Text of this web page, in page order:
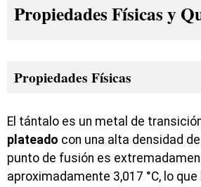
Propiedades Físicas y
Propiedades Físicas
El tántalo es un metal de
plateado con una alta densidad
punto de fusión es
aproximadamente 3,017 °C, lo